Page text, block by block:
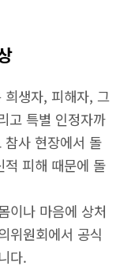
희생자, 피해자, 그
고 특별 인정자까
참사 현장에서 돌
적 피해 때문에 돌
이나 마음에 상처
위원회에서 공식
다.